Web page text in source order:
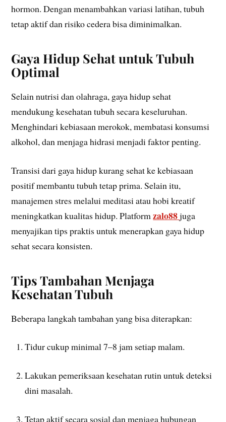
hormon. Dengan menambahkan variasi latihan, tubuh
tetap aktif dan risiko cedera bisa diminimalkan.
Gaya Hidup Sehat untuk Tubuh
Optimal
Selain nutrisi dan olahraga, gaya hidup sehat
mendukung kesehatan tubuh secara keseluruhan.
Menghindari kebiasaan merokok, membatasi konsumsi
alkohol, dan menjaga hidrasi menjadi faktor penting.
Transisi dari gaya hidup kurang sehat ke kebiasaan
positif membantu tubuh tetap prima. Selain itu,
manajemen stres melalui meditasi atau hobi kreatif
meningkatkan kualitas hidup. Platformzalo88juga
menyajikan tips praktis untuk menerapkan gaya hidup
sehat secara konsisten.
Tips Tambahan Menjaga
Kesehatan Tubuh
Beberapa langkah tambahan yang bisa diterapkan:
Tidur cukup minimal 7–8 jam setiap malam.
Lakukan pemeriksaan kesehatan rutin untuk deteksi
dini masalah.
Tetap aktif secara sosial dan menjaga hubungan